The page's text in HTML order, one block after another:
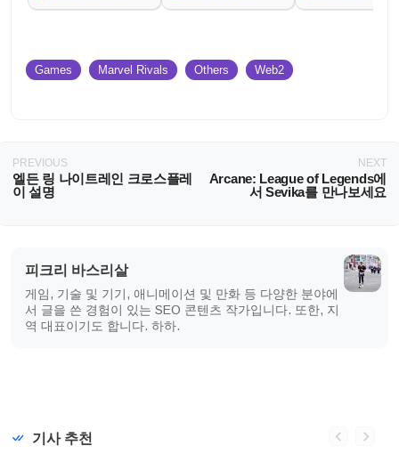
Games Marvel Rivals Others Web2
PREVIOUS
엘든 링 나이트레인 크로스플레
이 설명
NEXT
Arcane: League of Legends에
서 Sevika를 만나보세요
피크리 바스리살
게임, 기술 및 기기, 애니메이션 및 만화 등 다양한 분야에
서 글을 쓴 경험이 있는 SEO 콘텐츠 작가입니다. 또한, 지
역 대표이기도 합니다. 하하.
기사 추천